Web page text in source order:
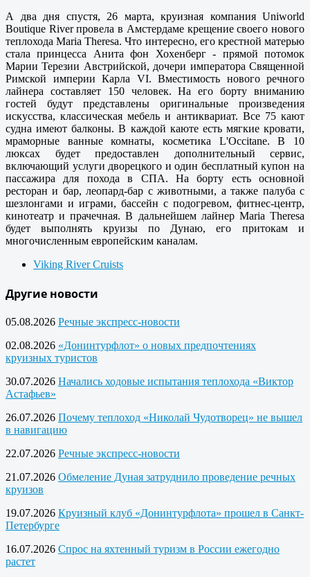
А два дня спустя, 26 марта, круизная компания Uniworld
Boutique River провела в Амстердаме крещение своего нового
теплохода Maria Theresa. Что интересно, его крестной матерью
стала принцесса Анита фон Хохенберг - прямой потомок
Марии Терезии Австрийской, дочери императора Священной
Римской империи Карла VI. Вместимость нового речного
лайнера составляет 150 человек. На его борту вниманию
гостей будут представлены оригинальные произведения
искусства, классическая мебель и антиквариат. Все 75 кают
судна имеют балконы. В каждой каюте есть мягкие кровати,
мраморные ванные комнаты, косметика L'Occitane. В 10
люксах будет предоставлен дополнительный сервис,
включающий услуги дворецкого и один бесплатный купон на
пассажира для похода в СПА. На борту есть основной
ресторан и бар, леопард-бар с животными, а также палуба с
шезлонгами и играми, бассейн с подогревом, фитнес-центр,
кинотеатр и прачечная. В дальнейшем лайнер Maria Theresa
будет выполнять круизы по Дунаю, его притокам и
многочисленным европейским каналам.
Viking River Cruists
Другие новости
05.08.2026 Речные экспресс-новости
02.08.2026 «Донинтурфлот» о новых предпочтениях
круизных туристов
30.07.2026 Начались ходовые испытания теплохода «Виктор
Астафьев»
26.07.2026 Почему теплоход «Николай Чудотворец» не вышел
в навигацию
22.07.2026 Речные экспресс-новости
21.07.2026 Обмеление Дуная затруднило проведение речных
круизов
19.07.2026 Круизный клуб «Донинтурфлота» прошел в Санкт-
Петербурге
16.07.2026 Спрос на яхтенный туризм в России ежегодно
растет